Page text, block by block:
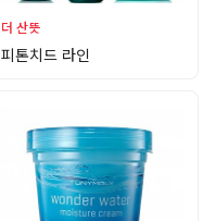
더 산뜻
피톤치드 라인